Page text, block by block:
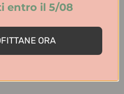
velocissimo.
entro il 5/08
ORA